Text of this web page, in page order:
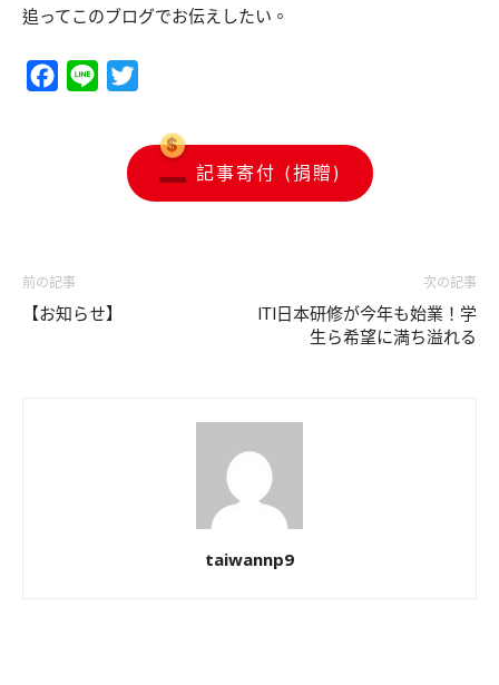
追ってこのブログでお伝えしたい。
Facebook
Line
記事寄付 (捐贈)
前の記事
【お知らせ】
次の記事
ITI日本研修が今年も始業！学
生ら希望に満ち溢れる
taiwannp9